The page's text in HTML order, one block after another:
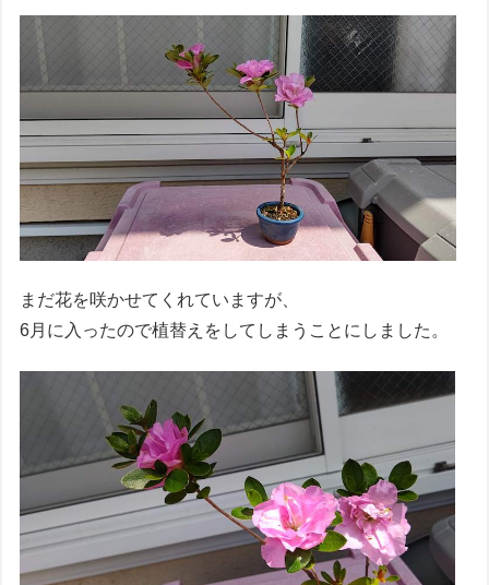
まだ花を咲かせてくれていますが、
6月に入ったので植替えをしてしまうことにしました。